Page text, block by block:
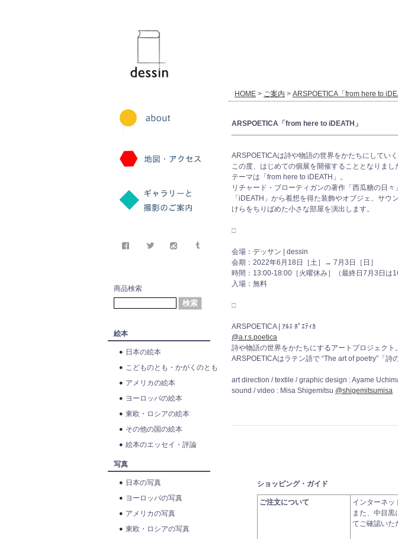
商品検索
絵本
日本の絵本
こどものとも・かがくのとも
アメリカの絵本
ヨーロッパの絵本
東欧・ロシアの絵本
その他の国の絵本
絵本のエッセイ・評論
写真
日本の写真
ヨーロッパの写真
アメリカの写真
東欧・ロシアの写真
HOME > ご案内 > ARSPOETICA「from here to
ARSPOETICA「from here to iDEATH」
ARSPOETICAは詩や物語の世界をかたちにしてい
この度、はじめての個展を開催することとなりまし
テーマは「from here to iDEATH」。
リチャード・ブローティガンの著作「西瓜糖の日
「iDEATH」から着想を得た装飾やオブジェ、サウ
けらをちりばめた小さな部屋を演出します。
□
会場：デッサン | dessin
会期：2022年6月18日［土］→ 7月3日［日］
時間：13:00-18:00［火曜休み］（最終日7月3日は
入場：無料
□
ARSPOETICA | ｱﾙｽ ﾎﾟｴﾃｨｶ
@a.r.s.poetica
詩や物語の世界をかたちにするアートプロジェクト
ARSPOETICAはラテン語で “The art of poetry”「詩
art direction / textile / graphic design : Ayame
sound / video : Misa Shigemitsu @shigemitsumisa
ショッピング・ガイド
ご注文について
インターネッ
また、中目
てご確認いた